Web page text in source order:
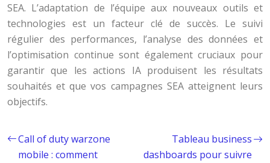
SEA. L’adaptation de l’équipe aux nouveaux outils et
technologies est un facteur clé de succès. Le suivi
régulier des performances, l’analyse des données et
l’optimisation continue sont également cruciaux pour
garantir que les actions IA produisent les résultats
souhaités et que vos campagnes SEA atteignent leurs
objectifs.
Call of duty warzone
mobile : comment
Tableau business
dashboards pour suivre